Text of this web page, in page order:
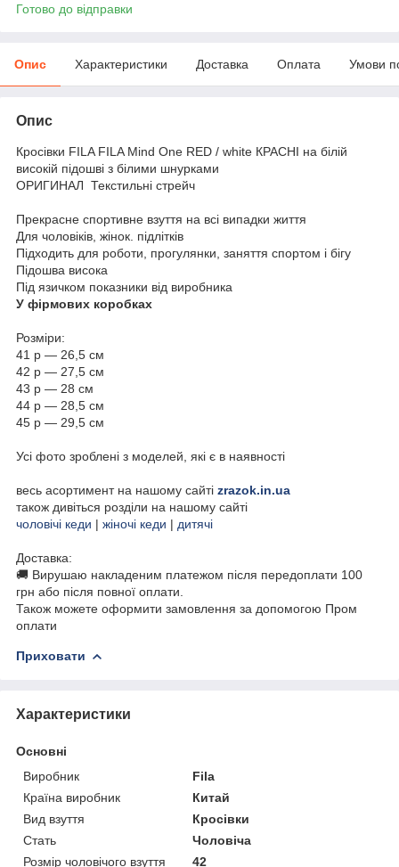
Готово до відправки
Опис Характеристики Доставка Оплата Умови
Опис
Кросівки FILA FILA Mind One RED / white КРАСНІ на білій
високій підошві з білими шнурками
ОРИГИНАЛ Текстильні стрейч
Прекрасне спортивне взуття на всі випадки життя
Для чоловіків, жінок. підлітків
Підходить для роботи, прогулянки, заняття спортом і бігу
Підошва висока
Під язичком показники від виробника
У фірмових коробках
Розміри:
41 р — 26,5 см
42 р — 27,5 см
43 р — 28 см
44 р — 28,5 см
45 р — 29,5 см
Усі фото зроблені з моделей, які є в наявності
весь асортимент на нашому сайті zrazok.in.ua
також дивіться розділи на нашому сайті
чоловічі кеди | жіночі кеди | дитячі
Доставка:
🚚 Вирушаю накладеним платежом після передоплати 100
грн або після повної оплати.
Також можете оформити замовлення за допомогою Пром
оплати
Приховати
Характеристики
Основні
Виробник
Fila
Країна виробник
Китай
Вид взуття
Кросівки
Стать
Чоловіча
Розмір чоловічого взуття
42